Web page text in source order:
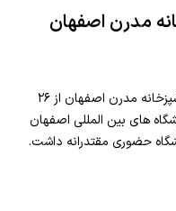
مدرن اصفهان
سومین نمایشگاه تجهیزات و لوازم خانه و آشپزخانه مدرن اصفهان از ۲۶
نمایشگاه های بین المللی اصفهان
حضوری مقتدرانه داشت.